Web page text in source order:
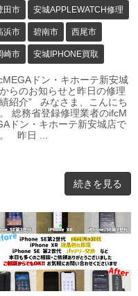
田市 安城APPLEWATCH修理
浜市 碧南市 西尾市
崎市 安城IPHONE買取
ドン・キホーテ新安城
らのお知らせと昨日の修理
紹介” みなさま、こんにち
総務省登録修理業者のifcM
ドン・キホーテ新安城店で
昨日 ...
続きを見る